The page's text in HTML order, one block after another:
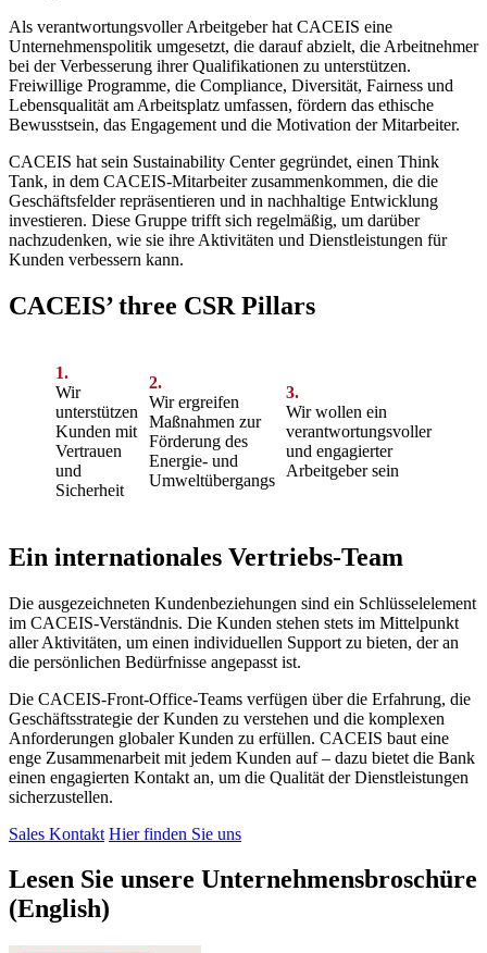
Als verantwortungsvoller Arbeitgeber hat CACEIS eine
Unternehmenspolitik umgesetzt, die darauf abzielt, die Arbeitnehmer
bei der Verbesserung ihrer Qualifikationen zu unterstützen.
Freiwillige Programme, die Compliance, Diversität, Fairness und
Lebensqualität am Arbeitsplatz umfassen, fördern das ethische
Bewusstsein, das Engagement und die Motivation der Mitarbeiter.
CACEIS hat sein Sustainability Center gegründet, einen Think
Tank, in dem CACEIS-Mitarbeiter zusammenkommen, die die
Geschäftsfelder repräsentieren und in nachhaltige Entwicklung
investieren. Diese Gruppe trifft sich regelmäßig, um darüber
nachzudenken, wie sie ihre Aktivitäten und Dienstleistungen für
Kunden verbessern kann.
CACEIS’ three CSR Pillars
1.
Wir
unterstützen
Kunden mit
Vertrauen
und
Sicherheit
2.
Wir ergreifen
Maßnahmen zur
Förderung des
Energie- und
Umweltübergangs
3.
Wir wollen ein
verantwortungsvoller
und engagierter
Arbeitgeber sein
Ein internationales Vertriebs-Team
Die ausgezeichneten Kundenbeziehungen sind ein Schlüsselelement
im CACEIS-Verständnis. Die Kunden stehen stets im Mittelpunkt
aller Aktivitäten, um einen individuellen Support zu bieten, der an
die persönlichen Bedürfnisse angepasst ist.
Die CACEIS-Front-Office-Teams verfügen über die Erfahrung, die
Geschäftsstrategie der Kunden zu verstehen und die komplexen
Anforderungen globaler Kunden zu erfüllen. CACEIS baut eine
enge Zusammenarbeit mit jedem Kunden auf – dazu bietet die Bank
einen engagierten Kontakt an, um die Qualität der Dienstleistungen
sicherzustellen.
Sales Kontakt Hier finden Sie uns
Lesen Sie unsere Unternehmensbroschüre
(English)